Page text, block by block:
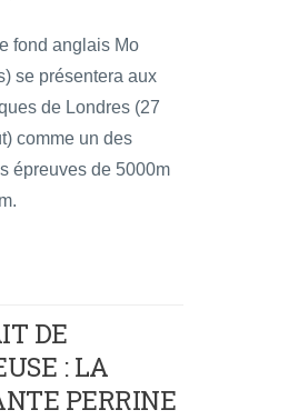
fond anglais Mo
se présentera aux
de Londres (27
comme un des
épreuves de 5000m
DE
: LA
PERRINE